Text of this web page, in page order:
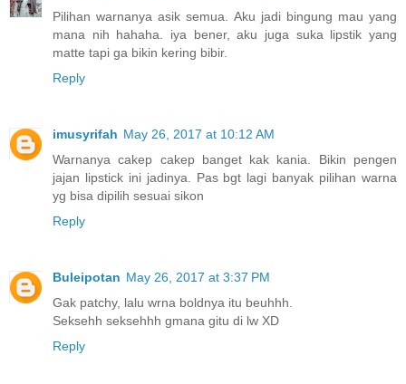
Pilihan warnanya asik semua. Aku jadi bingung mau yang
mana nih hahaha. iya bener, aku juga suka lipstik yang
matte tapi ga bikin kering bibir.
Reply
imusyrifah May 26, 2017 at 10:12 AM
Warnanya cakep cakep banget kak kania. Bikin pengen
jajan lipstick ini jadinya. Pas bgt lagi banyak pilihan warna
yg bisa dipilih sesuai sikon
Reply
Buleipotan May 26, 2017 at 3:37 PM
Gak patchy, lalu wrna boldnya itu beuhhh.
Seksehh seksehhh gmana gitu di lw XD
Reply